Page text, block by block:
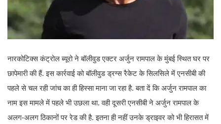
नारकोटिक्स कंट्रोल ब्यूरो ने बॉलीवुड एक्टर अर्जुन रामपाल के मुंबई स्थित घर पर
छापेमारी की हैं. इस कार्रवाई को बॉलीवुड ड्रग्स रैकेट के सिलसिले में एनसीबी की
पहले से चल रही जांच का ही हिस्सा माना जा रहा है. बता दें कि अर्जुन रामपाल का
नाम इस मामले में पहले भी उछला था. वही दूसरी एनसीबी ने अर्जुन रामपाल के
अलग-अलग ठिकानों पर रेड की है. इतना ही नहीं उनके ड्राइवर को भी हिरासत में